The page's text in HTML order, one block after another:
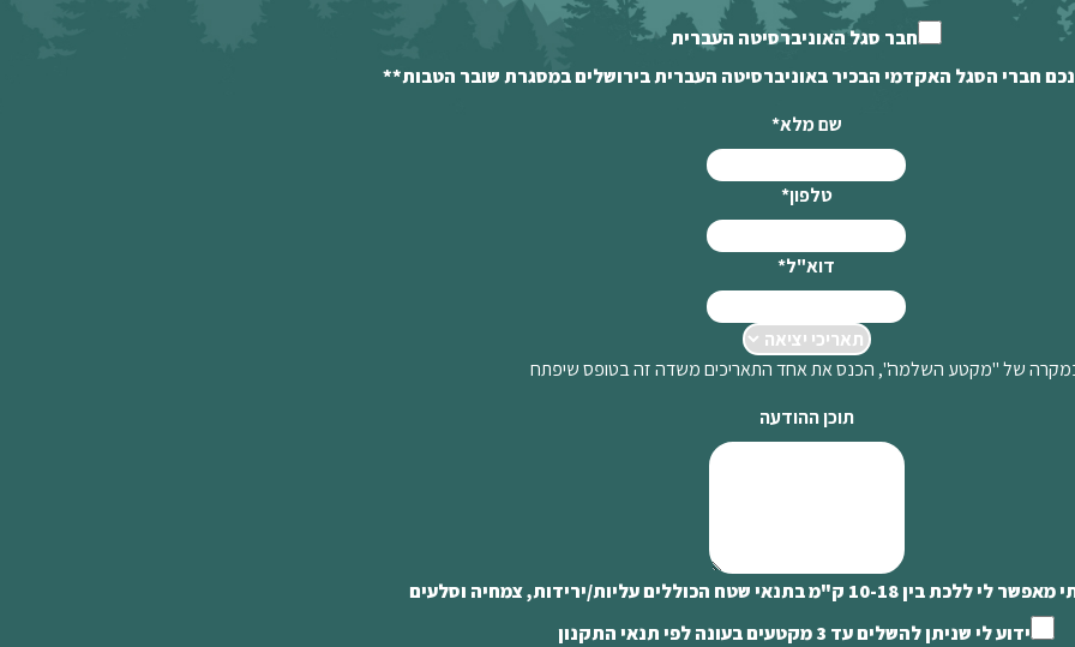
חבר סגל האוניברסיטה העברית
חברי הסגל האקדמי הבכיר באוניברסיטה העברית בירושלים במסגרת שובר הטבות**
שם מלא*
טלפון*
דוא"ל*
של "מקטע השלמה", הכנס את אחד התאריכים משדה זה בטופס שיפתח
תוכן ההודעה
18 ק"מ בתנאי שטח הכוללים עליות/ירידות, צמחיה וסלעים
ידוע לי שניתן להשלים עד 3 מקטעים בעונה לפי תנאי התקנון